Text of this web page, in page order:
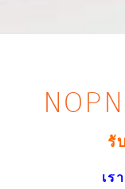
รั
เราเป็น